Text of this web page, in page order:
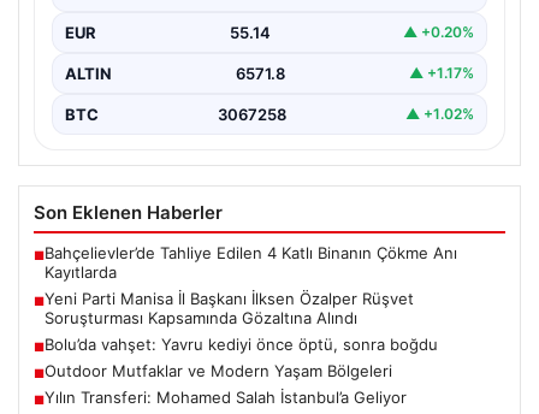
EUR 55.14 ▲ +0.20%
ALTIN 6571.8 ▲ +1.17%
BTC 3067258 ▲ +1.02%
Son Eklenen Haberler
■Bahçelievler’de Tahliye Edilen 4 Katlı Binanın Çökme Anı
Kayıtlarda
■Yeni Parti Manisa İl Başkanı İlksen Özalper Rüşvet
Soruşturması Kapsamında Gözaltına Alındı
■Bolu’da vahşet: Yavru kediyi önce öptü, sonra boğdu
■Outdoor Mutfaklar ve Modern Yaşam Bölgeleri
■Yılın Transferi: Mohamed Salah İstanbul’a Geliyor